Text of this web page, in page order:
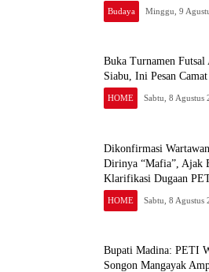
Budaya Minggu, 9
Buka Turnamen Futsal
Siabu, Ini Pesan Camat
HOME Sabtu, 8
Dikonfirmasi
Dirinya “Mafia”, Ajak
Klarifikasi Dugaan
HOME Sabtu, 8
Bupati Madina: PETI
Songon Mangayak